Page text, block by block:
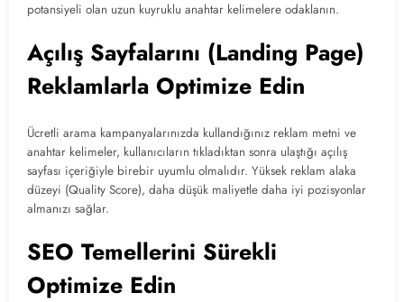
potansiyeli olan uzun kuyruklu anahtar kelimelere odaklanın.
Açılış Sayfalarını (Landing Page)
Reklamlarla Optimize Edin
Ücretli arama kampanyalarınızda kullandığınız reklam metni ve
anahtar kelimeler, kullanıcıların tıkladıktan sonra ulaştığı açılış
sayfası içeriğiyle birebir uyumlu olmalıdır. Yüksek reklam alaka
düzeyi (Quality Score), daha düşük maliyetle daha iyi pozisyonlar
almanızı sağlar.
SEO Temellerini Sürekli
Optimize Edin